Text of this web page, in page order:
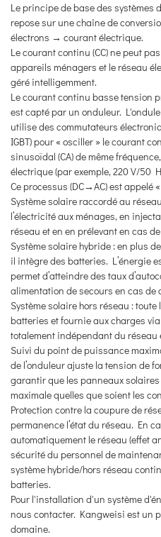
Le principe de base des systèmes
repose sur une chaîne de
électrons → courant électrique.
Le courant continu (CC) ne peut
appareils ménagers et le réseau
géré intelligemment.
Le courant continu basse tension
est capté par un onduleur.
utilise des commutateurs
IGBT) pour « osciller » le courant
sinusoïdal (CA) de même
électrique (par exemple, 220 V/50
Ce processus (DC→AC) est appelé
Système solaire raccordé au
l’électricité aux ménages, en
réseau et en en prélevant en cas
Système solaire hybride : en plus
il intègre des batteries. L’énergie
permet d’atteindre des taux
alimentation de secours en cas de
Système solaire hors réseau : toute
batteries et fournie aux charges
totalement indépendant du réseau
Suivi du point de puissance
de l’onduleur ajuste la tension de
garantir que les panneaux
maximale quelles que soient les
Protection contre la coupure de
permanence l’état du réseau. En
automatiquement le réseau (effet
sécurité du personnel de
système hybride/hors réseau
batteries.
Pour l'installation d'un système
nous contacter. Kangweisi est un
domaine.